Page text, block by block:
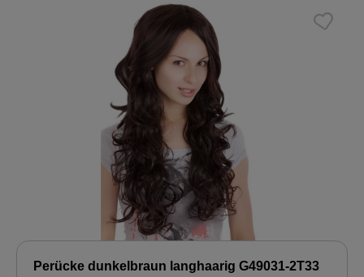
Perücke dunkelbraun langhaarig G49031-2T33